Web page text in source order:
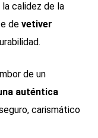
calidez de la
de vetiver
de un
auténtica
carismático